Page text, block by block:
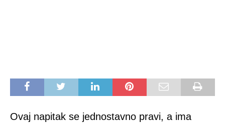
Ovaj napitak se jednostavno pravi, a ima